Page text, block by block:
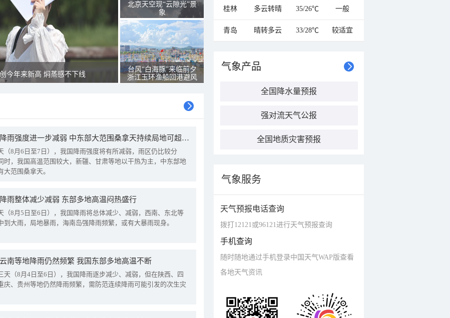
今年来新高 焖蒸感不下线
北京天空现“云隙光”景
象
台风“白海豚”来临前夕
浙江玉环渔船回港避风
我国降雨强度进一步减弱 中东部大范围桑拿天持续局地可超38℃
（8月6日至7日），我国降雨强度将有所减弱，雨区仍比较分
时，我国高温范围较大，新疆、甘肃等地以干热为主，中东部地
大范围桑拿天。
雨整体减少减弱 东部多地高温闷热盛行
（8月5日至6日），我国降雨将总体减少、减弱，西南、东北等
到大雨，局地暴雨，海南岛强降雨频繁，或有大暴雨现身。
南等地降雨仍然频繁 我国东部多地高温不断
天（8月4日至6日），我国降雨逐步减少、减弱，但在陕西、四
庆、贵州等地仍然降雨频繁，需防范连续降雨可能引发的次生灾
桂林 多云转晴 35/26℃ 一般
青岛 晴转多云 33/28℃ 较适宜
气象产品
全国降水量预报
强对流天气公报
全国地质灾害预报
气象服务
天气预报电话查询
拨打12121或96121进行天气预报查询
手机查询
随时随地通过手机登录中国天气WAP版查看
各地天气资讯